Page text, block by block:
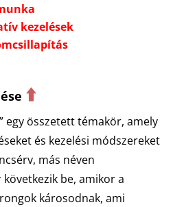
kezelések
⬆️
egy összetett témakör, amely
és kezelési módszereket
más néven
be, amikor a
károsodnak, ami